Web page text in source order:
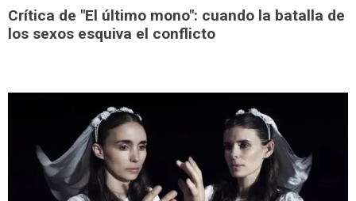
Crítica de "El último mono": cuando la batalla de
los sexos esquiva el conflicto